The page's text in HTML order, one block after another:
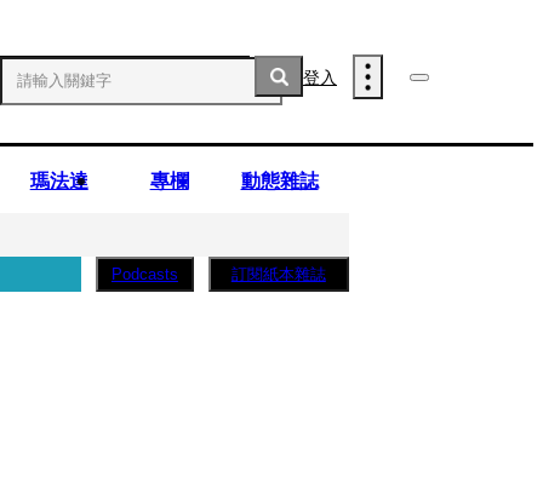
登入
瑪法達 專欄 動態雜誌
Podcasts 訂閱紙本雜誌